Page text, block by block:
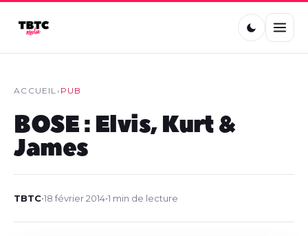
ACCUEIL› PUB
BOSE : Elvis, Kurt &
James
TBTC•18 février 2014•1 min de lecture